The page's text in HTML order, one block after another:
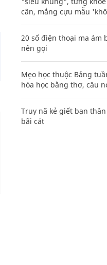
cân, mắng cựu mẫu
20 số điện thoại ma ám
nên gọi
Mẹo học thuộc Bảng
hóa học bằng thơ, câu
Truy nã kẻ giết bạn
bãi cát